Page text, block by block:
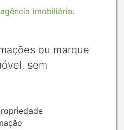
agência imobiliária.
ou marque
sem